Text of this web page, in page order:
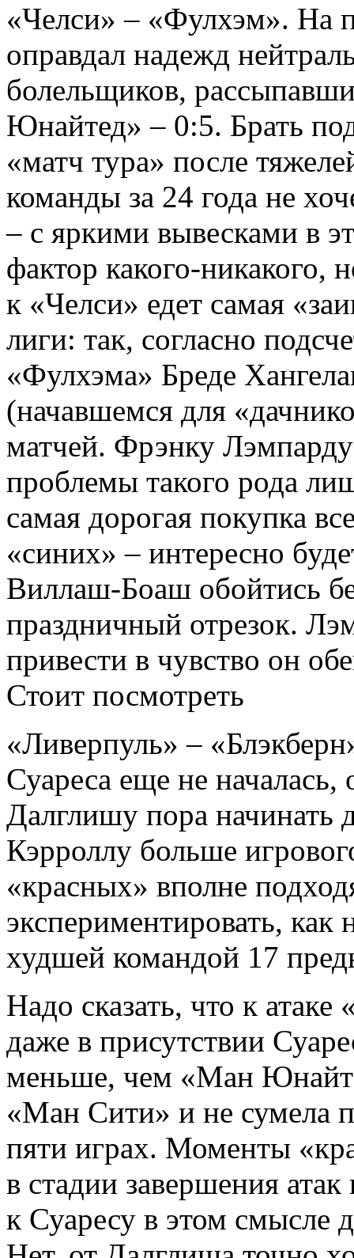
«Челси» – «Фулхэм». На
оправдал надежд
болельщиков,
Юнайтед» – 0:5. Брать
«матч тура» после
команды за 24 года не
– с яркими вывесками в
фактор какого-никакого,
к «Челси» едет самая
лиги: так, согласно
«Фулхэма» Бреде
(начавшемся для
матчей. Фрэнку
проблемы такого рода
самая дорогая покупка
«синих» – интересно
Виллаш-Боаш обойтись
праздничный отрезок.
привести в чувство он
Стоит посмотреть
«Ливерпуль» –
Суареса еще не
Далглишу пора начинать
Кэрроллу больше
«красных» вполне
экспериментировать, как
худшей командой 17
Надо сказать, что к
даже в присутствии
меньше, чем «Ман
«Ман Сити» и не сумела
пяти играх. Моменты
в стадии завершения
к Суаресу в этом смысле